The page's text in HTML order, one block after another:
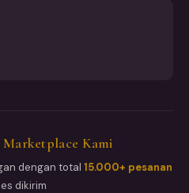
Marketplace Kami
dengan total15.000+ pesanan
dikirim